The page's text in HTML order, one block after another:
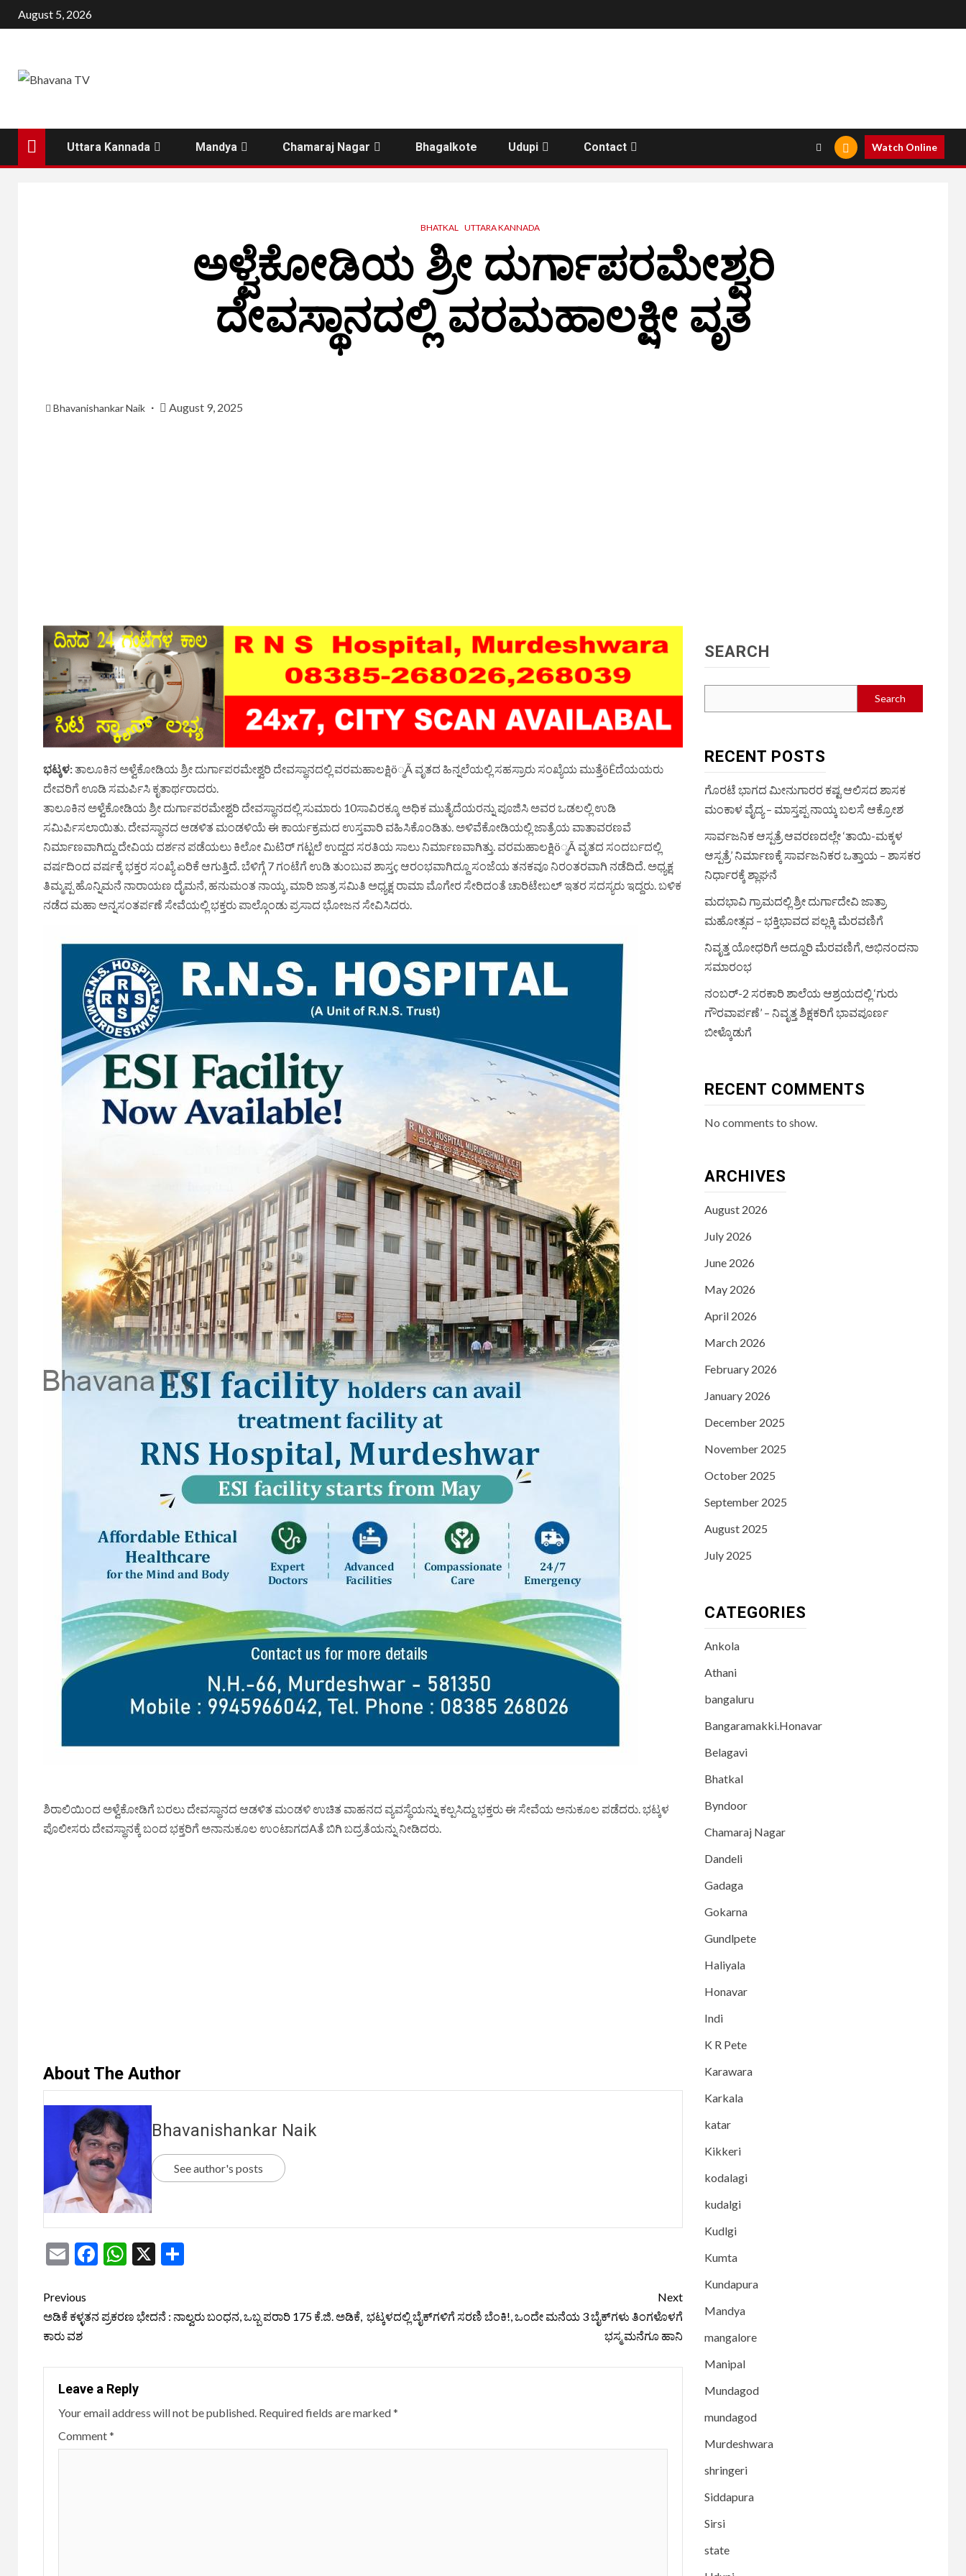
August 5, 2026
Uttara Kannada Mandya Chamaraj Nagar Bhagalkote Udupi Contact Watch Online
BHATKAL UTTARA KANNADA
ಅಳ್ವೆಕೋಡಿಯ ಶ್ರೀ ದುರ್ಗಾಪರಮೇಶ್ವರಿ
ದೇವಸ್ಥಾನದಲ್ಲಿ ವರಮಹಾಲಕ್ಷೀ ವೃತ
Bhavanishankar Naik August 9, 2025
ಭಟ್ಕಳ:ತಾಲೂಕಿನ ಅಳ್ವೆಕೋಡಿಯ ಶ್ರೀ ದುರ್ಗಾಪರಮೇಶ್ವರಿ ದೇವಸ್ಥಾನದಲ್ಲಿ ವರಮಹಾಲಕ್ಷಿö್ಮÃ ವೃತದ ಹಿನ್ನಲೆಯಲ್ಲಿ ಸಹಸ್ರಾರು ಸಂಖ್ಯೆಯ ಮುತ್ತೆöÊದೆಯಯರು
ದೇವರಿಗೆ ಊಡಿ ಸಮರ್ಪಿಸಿ ಕೃತಾರ್ಥರಾದರು.
ತಾಲೂಕಿನ ಅಳ್ವೆಕೋಡಿಯ ಶ್ರೀ ದುರ್ಗಾಪರಮೇಶ್ವರಿ ದೇವಸ್ಥಾನದಲ್ಲಿ ಸುಮಾರು 10ಸಾವಿರಕ್ಕೂ ಅಧಿಕ ಮುತೈದೆಯರನ್ನು ಪೂಜಿಸಿ ಅವರ ಒಡಲಲ್ಲಿ ಉಡಿ
ಸಮಿರ್ಪಿಸಲಾಯಿತು. ದೇವಸ್ಥಾನದ ಆಡಳಿತ ಮಂಡಳಿಯೆ ಈ ಕಾರ್ಯಕ್ರಮದ ಉಸ್ತವಾರಿ ವಹಿಸಿಕೊಂಡಿತು. ಅಳಿವೆಕೋಡಿಯಲ್ಲಿ ಜಾತ್ರೆಯ ವಾತಾವರಣವೆ
ನಿರ್ಮಾಣವಾಗಿದ್ದು ದೇವಿಯ ದರ್ಶನ ಪಡೆಯಲು ಕಿಲೋ ಮಿಟಿರ್ ಗಟ್ಟಲೆ ಉದ್ದದ ಸರತಿಯ ಸಾಲು ನಿರ್ಮಾಣವಾಗಿತ್ತು. ವರಮಹಾಲಕ್ಷಿö್ಮÃ ವೃತದ ಸಂದರ್ಬದಲ್ಲಿ
ವರ್ಷದಿಂದ ವರ್ಷಕ್ಕೆ ಭಕ್ತರ ಸಂಖ್ಯೆ ಏರಿಕೆ ಆಗುತ್ತಿದೆ. ಬೆಳಿಗ್ಗೆ 7 ಗಂಟೆಗೆ ಉಡಿ ತುಂಬುವ ಶಾಸ್ತç ಆರಂಭವಾಗಿದ್ದೂ ಸಂಜೆಯ ತನಕವೂ ನಿರಂತರವಾಗಿ ನಡೆದಿದೆ. ಅಧ್ಯಕ್ಷ
ತಿಮ್ಮಪ್ಪ ಹೊನ್ನಿಮನೆ ನಾರಾಯಣ ದೈಮನೆ, ಹನುಮಂತ ನಾಯ್ಕ, ಮಾರಿ ಜಾತ್ರ ಸಮಿತಿ ಅಧ್ಯಕ್ಷ ರಾಮಾ ಮೊಗೇರ ಸೇರಿದಂತೆ ಚಾರಿಟೇಬಲ್ ಇತರ ಸದಸ್ಯರು ಇದ್ದರು. ಬಳಿಕ
ನಡೆದ ಮಹಾ ಅನ್ನಸಂತರ್ಪಣೆ ಸೇವೆಯಲ್ಲಿ ಭಕ್ತರು ಪಾಲ್ಗೊಂಡು ಪ್ರಸಾದ ಭೋಜನ ಸೇವಿಸಿದರು.
ಶಿರಾಲಿಯಿಂದ ಅಳ್ವೆಕೋಡಿಗೆ ಬರಲು ದೇವಸ್ಥಾನದ ಆಡಳಿತ ಮಂಡಳಿ ಉಚಿತ ವಾಹನದ ವ್ಯವಸ್ಥೆಯನ್ನು ಕಲ್ಪಸಿದ್ದು ಭಕ್ತರು ಈ ಸೇವೆಯ ಅನುಕೂಲ ಪಡೆದರು. ಭಟ್ಕಳ
ಪೊಲೀಸರು ದೇವಸ್ಥಾನಕ್ಕೆ ಬಂದ ಭಕ್ತರಿಗೆ ಅನಾನುಕೂಲ ಉಂಟಾಗದAತೆ ಬಿಗಿ ಬದ್ರತೆಯನ್ನು ನೀಡಿದರು.
About The Author
Bhavanishankar Naik
See author's posts
EmailFacebook
WhatsApp
X
Previous
ಅಡಿಕೆ ಕಳ್ಳತನ ಪ್ರಕರಣ ಭೇದನೆ : ನಾಲ್ವರು ಬಂಧನ, ಒಬ್ಬ ಪರಾರಿ 175 ಕೆ.ಜಿ. ಅಡಿಕೆ,
ಕಾರು ವಶ
Next
ಭಟ್ಕಳದಲ್ಲಿ ಬೈಕ್‌ಗಳಿಗೆ ಸರಣಿ ಬೆಂಕಿ!, ಒಂದೇ ಮನೆಯ 3 ಬೈಕ್‌ಗಳು ತಿಂಗಳೊಳಗೆ
ಭಸ್ಮ ಮನೆಗೂ ಹಾನಿ
Leave a Reply
Your email address will not be published. Required fields are marked*
Comment*
SEARCH
Search
RECENT POSTS
ಗೊರಟೆ ಭಾಗದ ಮೀನುಗಾರರ ಕಷ್ಟ ಆಲಿಸದ ಶಾಸಕ
ಮಂಕಾಳ ವೈದ್ಯ – ಮಾಸ್ತಪ್ಪ ನಾಯ್ಕ ಬಲಸೆ ಆಕ್ರೋಶ
ಸಾರ್ವಜನಿಕ ಆಸ್ಪತ್ರೆ ಆವರಣದಲ್ಲೇ ‘ತಾಯಿ-ಮಕ್ಕಳ
ಆಸ್ಪತ್ರೆ’ ನಿರ್ಮಾಣಕ್ಕೆ ಸಾರ್ವಜನಿಕರ ಒತ್ತಾಯ – ಶಾಸಕರ
ನಿರ್ಧಾರಕ್ಕೆ ಶ್ಲಾಘನೆ
ಮದಭಾವಿ ಗ್ರಾಮದಲ್ಲಿ ಶ್ರೀ ದುರ್ಗಾದೇವಿ ಜಾತ್ರಾ
ಮಹೋತ್ಸವ – ಭಕ್ತಿಭಾವದ ಪಲ್ಲಕ್ಕಿ ಮೆರವಣಿಗೆ
ನಿವೃತ್ತ ಯೋಧರಿಗೆ ಅದ್ದೂರಿ ಮೆರವಣಿಗೆ, ಅಭಿನಂದನಾ
ಸಮಾರಂಭ
ನಂಬರ್-2 ಸರಕಾರಿ ಶಾಲೆಯ ಆಶ್ರಯದಲ್ಲಿ ‘ಗುರು
ಗೌರವಾರ್ಪಣೆ’ – ನಿವೃತ್ತ ಶಿಕ್ಷಕರಿಗೆ ಭಾವಪೂರ್ಣ
ಬೀಳ್ಕೊಡುಗೆ
RECENT COMMENTS
No comments to show.
ARCHIVES
August 2026
July 2026
June 2026
May 2026
April 2026
March 2026
February 2026
January 2026
December 2025
November 2025
October 2025
September 2025
August 2025
July 2025
CATEGORIES
Ankola
Athani
bangaluru
Bangaramakki.Honavar
Belagavi
Bhatkal
Byndoor
Chamaraj Nagar
Dandeli
Gadaga
Gokarna
Gundlpete
Haliyala
Honavar
Indi
K R Pete
Karawara
Karkala
katar
Kikkeri
kodalagi
kudalgi
Kudlgi
Kumta
Kundapura
Mandya
mangalore
Manipal
Mundagod
mundagod
Murdeshwara
shringeri
Siddapura
Sirsi
state